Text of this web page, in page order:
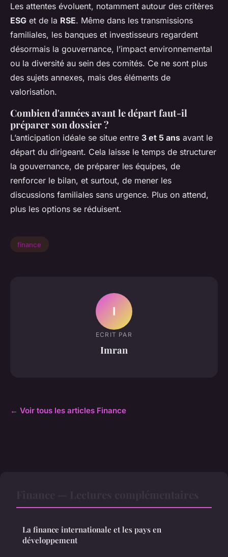
Les attentes évoluent, notamment autour des critères
ESG et de la RSE. Même dans les transmissions
familiales, les banques et investisseurs regardent
désormais la gouvernance, l’impact environnemental
ou la diversité au sein des comités. Ce ne sont plus
des sujets annexes, mais des éléments de
valorisation.
Combien d'années avant le départ faut-il
préparer son dossier ?
L’anticipation idéale se situe entre 3 et 5 ans avant le
départ du dirigeant. Cela laisse le temps de structurer
la gouvernance, de préparer les équipes, de
renforcer le bilan, et surtout, de mener les
discussions familiales sans urgence. Plus on attend,
plus les options se réduisent.
finance
I
ECRIT PAR
Imran
← Voir tous les articles Finance
La finance internationale et les pays en
développement